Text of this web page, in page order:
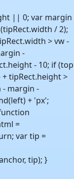
|| 0; var margin
/ 2);
> vw -
-
- 10; if (top
tipRect.height >
- margin -
+ 'px';
=
var tip =
tip); }